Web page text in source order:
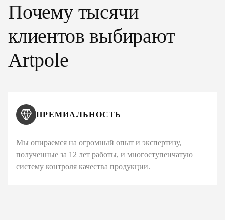
Почему тысячи
клиентов выбирают
Artpole
ПРЕМИАЛЬНОСТЬ
Мы опираемся на огромный опыт и экспертизу,
полученные за 12 лет работы, и многоступенчатую
систему контроля качества продукции.